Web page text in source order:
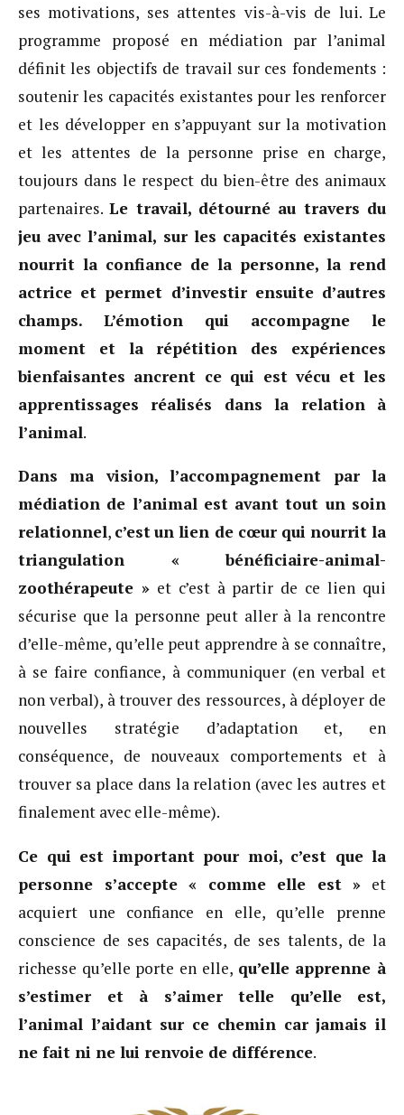
ses motivations, ses attentes vis-à-vis de lui. Le
programme proposé en médiation par l’animal
définit les objectifs de travail sur ces fondements :
soutenir les capacités existantes pour les renforcer
et les développer en s’appuyant sur la motivation
et les attentes de la personne prise en charge,
toujours dans le respect du bien-être des animaux
partenaires.Le travail, détourné au travers du
jeu avec l’animal, sur les capacités existantes
nourrit la confiance de la personne, la rend
actrice et permet d’investir ensuite d’autres
champs. L’émotion qui accompagne le
moment et la répétition des expériences
bienfaisantes ancrent ce qui est vécu et les
apprentissages réalisés dans la relation à
l’animal.
Dans ma vision, l’accompagnement par la
médiation de l’animal est avant tout un soin
relationnel, c’estun lien de cœur qui nourrit la
triangulation « bénéficiaire-animal-
zoothérapeute »et c’est à partir de ce lien qui
sécurise que la personne peut aller à la rencontre
d’elle-même, qu’elle peut apprendre à se connaître,
à se faire confiance, à communiquer (en verbal et
non verbal), à trouver des ressources, à déployer de
nouvelles stratégie d’adaptation et, en
conséquence, de nouveaux comportements et à
trouver sa place dans la relation (avec les autres et
finalement avec elle-même).
Ce qui est important pour moi, c’est que la
personne s’accepte « comme elle est » et
acquiert une confiance en elle, qu’elle prenne
conscience de ses capacités, de ses talents, de la
richesse qu’elle porte en elle, qu’elle apprenne à
s’estimer et à s’aimer telle qu’elle est,
l’animal l’aidant sur ce chemin car jamais il
ne fait ni ne lui renvoie de différence.